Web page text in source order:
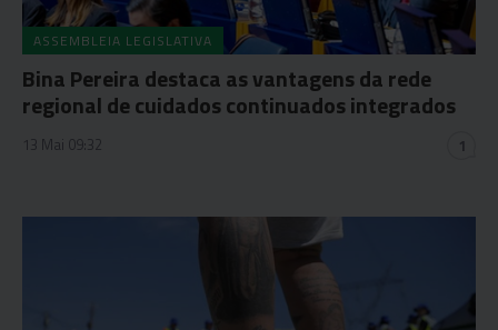
ASSEMBLEIA LEGISLATIVA
Bina Pereira destaca as vantagens da rede
regional de cuidados continuados integrados
13 Mai 09:32 1